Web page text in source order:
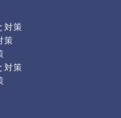
対策
策
対策